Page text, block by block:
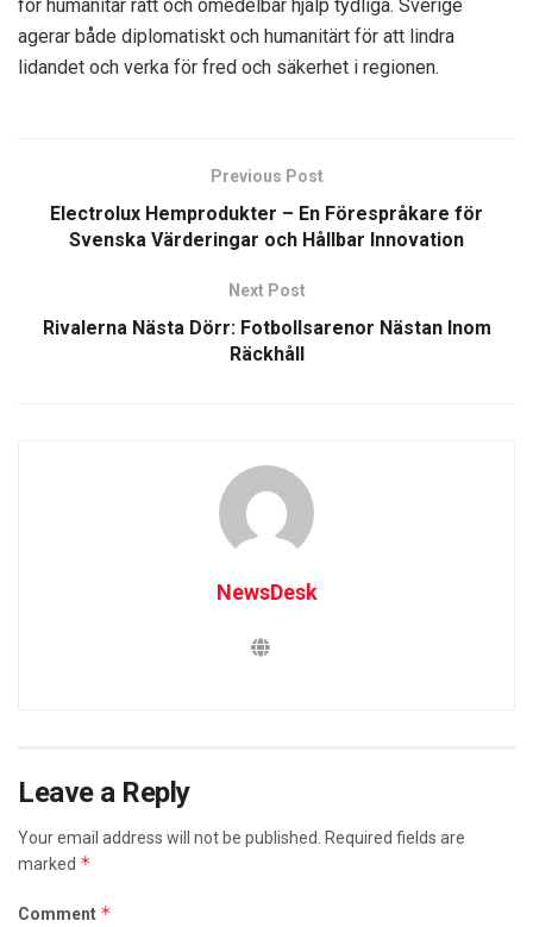
för humanitär rätt och omedelbar hjälp tydliga. Sverige
agerar både diplomatiskt och humanitärt för att lindra
lidandet och verka för fred och säkerhet i regionen.
Previous Post
Electrolux Hemprodukter – En Förespråkare för
Svenska Värderingar och Hållbar Innovation
Next Post
Rivalerna Nästa Dörr: Fotbollsarenor Nästan Inom
Räckhåll
NewsDesk
Leave a Reply
Your email address will not be published.
Required fields are
marked *
Comment *